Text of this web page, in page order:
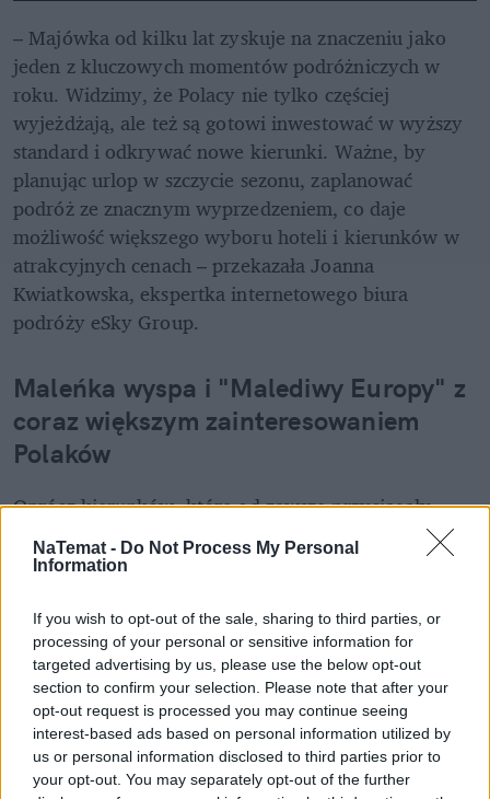
NaTemat - Do Not Process My Personal
Information
If you wish to opt-out of the sale, sharing to third parties, or
processing of your personal or sensitive information for
targeted advertising by us, please use the below opt-out
section to confirm your selection. Please note that after your
opt-out request is processed you may continue seeing
interest-based ads based on personal information utilized by
us or personal information disclosed to third parties prior to
your opt-out. You may separately opt-out of the further
– Majówka od kilku lat zyskuje na znaczeniu jako
jeden z kluczowych momentów podróżniczych w
roku. Widzimy, że Polacy nie tylko częściej
wyjeżdżają, ale też są gotowi inwestować w wyższy
standard i odkrywać nowe kierunki. Ważne, by
planując urlop w szczycie sezonu, zaplanować
podróż ze znacznym wyprzedzeniem, co daje
możliwość większego wyboru hoteli i kierunków w
atrakcyjnych cenach – przekazała Joanna
Kwiatkowska, ekspertka internetowego biura
podróży eSky Group.
Maleńka wyspa i "Malediwy Europy" z
coraz większym zainteresowaniem
Polaków
Oprócz kierunków, które od zawsze przyciągały
polskich turystów, na liście majówkowych hitów
pojawili się także dwaj dość nowi, ale coraz silniejsi
Malta, która z każdym rokiem notuje
kilkudziesięcioprocentowy wzrost liczby polskich
turystów. Tylko w lutym 2026 roku poleciało tam
ponad 40 tys. naszych podróżnych, a maj na pewno
nie będzie pod tym względem gorszy.
REKLAMA